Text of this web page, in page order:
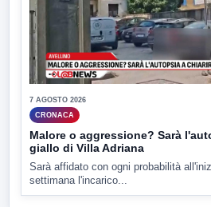
7 AGOSTO 2026
CRONACA
Malore o aggressione? Sarà
giallo di Villa Adriana
Sarà affidato con ogni probabilità
settimana l'incarico...